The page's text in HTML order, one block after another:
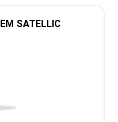
SATELLIC